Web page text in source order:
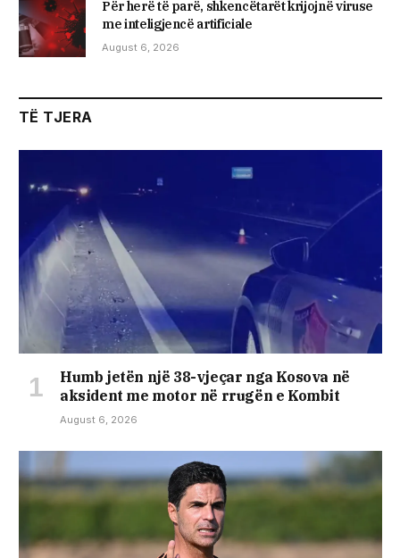
Për herë të parë, shkencëtarët krijojnë viruse
me inteligjencë artificiale
August 6, 2026
TË TJERA
Humb jetën një 38-vjeçar nga Kosova në
aksident me motor në rrugën e Kombit
August 6, 2026